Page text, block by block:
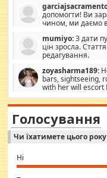
допомогти! Ви
чином, ми даємо
допомагати людям, які
заслуговує на другий
повинні приймати від
витрат, а тільки
коментуйте цей пост.
зв'яжемося з вами з
сьогодні на
гроші? Ми можемо
mumiyo:З дати
цін зросла.
редагування.
zoyasharma189:
bars, sightseeing,
with her will escort
sexy escort companion in
hotel had to spend the
woman "Love Solitaire"
Independent escort in
WhatsApp via an easily
want to meet new people.
conscious in order to
club.
Голосування
Чи їхатимете цього
Ні